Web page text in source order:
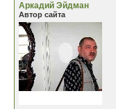
Аркадий Эйдман
Автор сайта